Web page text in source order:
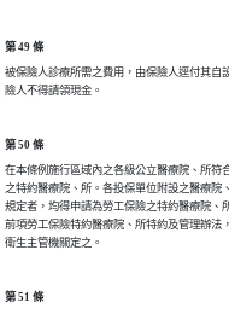
第 49 條
被保險人診療所需之費用，由保險人逕付其自
險人不得請領現金。
第 50 條
在本條例施行區域內之各級公立醫療院、所符
之特約醫療院、所。各投保單位附設之醫療院
規定者，均得申請為勞工保險之特約醫療院、
前項勞工保險特約醫療院、所特約及管理辦法
衛生主管機關定之。
第 51 條